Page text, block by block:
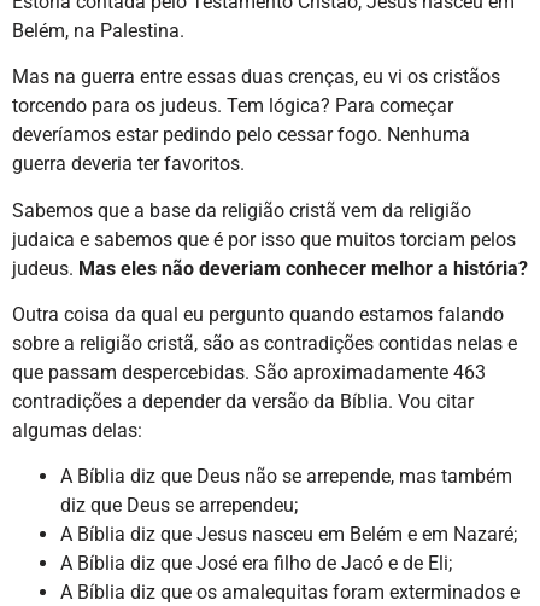
Belém, na Palestina.
Mas na guerra entre essas duas crenças, eu vi os cristãos
torcendo para os judeus. Tem lógica? Para começar
deveríamos estar pedindo pelo cessar fogo. Nenhuma
guerra deveria ter favoritos.
Sabemos que a base da religião cristã vem da religião
judaica e sabemos que é por isso que muitos torciam pelos
judeus. Mas eles não deveriam conhecer melhor a história?
Outra coisa da qual eu pergunto quando estamos falando
sobre a religião cristã, são as contradições contidas nelas e
que passam despercebidas. São aproximadamente 463
contradições a depender da versão da Bíblia. Vou citar
algumas delas:
A Bíblia diz que Deus não se arrepende, mas também
diz que Deus se arrependeu;
A Bíblia diz que Jesus nasceu em Belém e em Nazaré;
A Bíblia diz que José era filho de Jacó e de Eli;
A Bíblia diz que os amalequitas foram exterminados e